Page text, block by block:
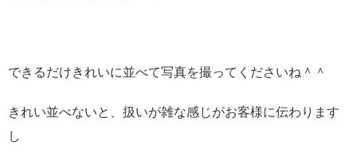
できるだけきれいに並べて写真を撮ってくださいね＾＾
きれい並べないと、扱いが雑な感じがお客様に伝わります
し